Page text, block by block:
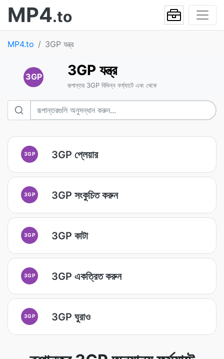
MP4.to
MP4.to 3GP যন্ত্র
3GP 3GP যন্ত্র
রূপান্তর 3GP বিভিন্ন ফর্ম্যাটে এবং থেকে
3GP 3GP প্লেয়ার
3GP 3GP সংকুচিত করুন
3GP 3GP কাটা
3GP 3GP একত্রিত করুন
3GP 3GP ঘুরাও